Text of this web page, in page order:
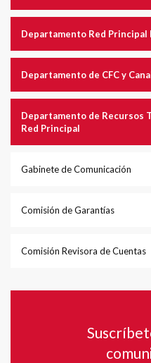
Departamento Red Principal
Departamento de CFC y
Departamento de Recursos
Red Principal
Gabinete de Comunicación
Comisión de Garantías
Comisión Revisora de Cuentas